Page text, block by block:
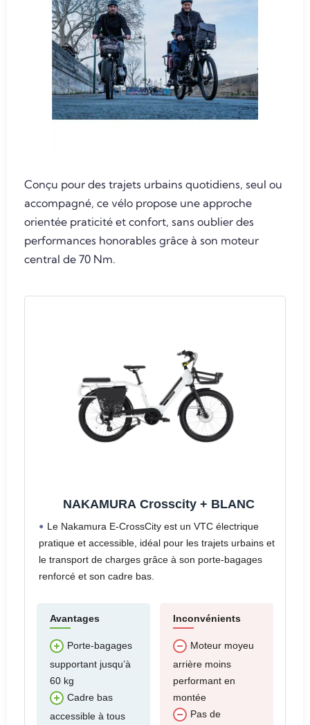
Conçu pour des trajets urbains quotidiens, seul ou
accompagné, ce vélo propose une approche
orientée praticité et confort, sans oublier des
performances honorables grâce à son moteur
central de 70 Nm.
NAKAMURA Crosscity + BLANC
Le Nakamura E-CrossCity est un VTC électrique
pratique et accessible, idéal pour les trajets urbains et
le transport de charges grâce à son porte-bagages
renforcé et son cadre bas.
Avantages
Porte-bagages
supportant jusqu’à
60 kg
Cadre bas
accessible à tous
Inconvénients
Moteur moyeu
arrière moins
performant en
montée
Pas de